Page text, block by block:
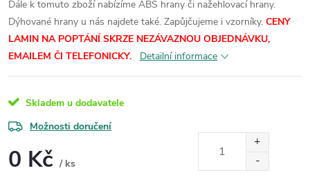
Dále k tomuto zboží nabízíme ABS hrany či nažehlovací hrany.
Dýhované hrany u nás najdete také. Zapůjčujeme i vzorníky. CENY
LAMIN NA POPTÁNÍ SKRZE NEZÁVAZNOU OBJEDNÁVKU,
EMAILEM ČI TELEFONICKY.
Detailní informace
Skladem u dodavatele
Možnosti doručení
0 Kč / ks